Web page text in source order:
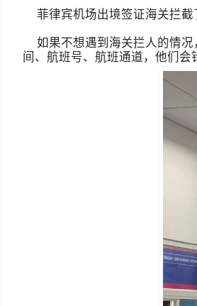
菲律宾机场出境签证海关拦截
如果不想遇到海关拦人的情况
间、航班号、航班通道，他们会